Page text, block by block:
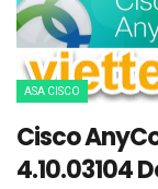
ASA CISCO
Cisco
4.10.03104